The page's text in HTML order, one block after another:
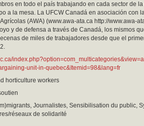
en todo el país trabajando en cada sector de
a la mesa. La UFCW Canadá en asociación con
(AWA) (www.awa-ata.ca http://www.awa-
y de defensa a través de Canadá, los mismos
de miles de trabajadores desde que el
unit-in-quebec&Itemid=98&lang=fr
horticulture workers
Journalistes, Sensibilisation du public,
réseaux de solidarité